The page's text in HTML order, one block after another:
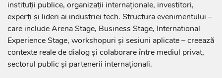
instituții publice, organizații internaționale, investitori,
experți și lideri ai industriei tech. Structura evenimentului –
care include Arena Stage, Business Stage, International
Experience Stage, workshopuri și sesiuni aplicate – creează
contexte reale de dialog și colaborare între mediul privat,
sectorul public și partenerii internaționali.